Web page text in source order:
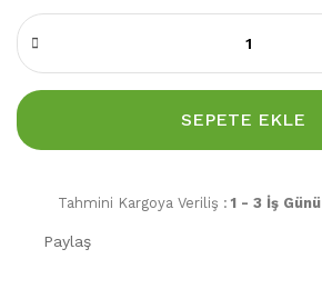
SEPETE EKLE
Tahmini Kargoya Veriliş : 1 - 3 İş Günü
Paylaş